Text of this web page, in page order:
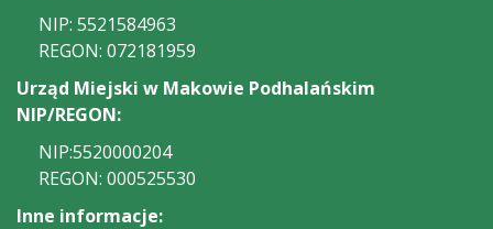
NIP: 5521584963
REGON: 072181959
Urząd Miejski w Makowie Podhalańskim
NIP/REGON:
NIP:5520000204
REGON: 000525530
Inne informacje: